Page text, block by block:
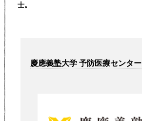
士。
慶應義塾大学 予防医療センター